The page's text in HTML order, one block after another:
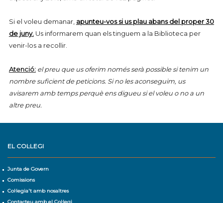
Si el voleu demanar, apunteu-vos si us plau abans del proper 30
de juny.Us informarem quan els tinguem a la Biblioteca per
venir-los a recollir.
Atenció: el preu que us oferim només serà possible si tenim un
nombre suficient de peticions. Si no les aconseguim, us
avisarem amb temps perquè ens digueu si el voleu o no a un
altre preu.
EL COL·LEGI
Junta de Govern
Comissions
Col·legia't amb nosaltres